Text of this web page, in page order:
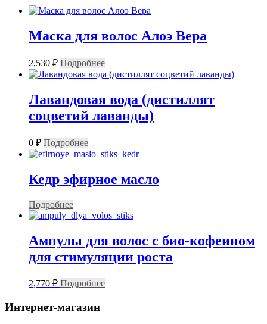
Маска для волос Алоэ Вера
2,530 ₽ Подробнее
Лавандовая вода (дистиллят
соцветий лаванды)
0 ₽ Подробнее
Кедр эфирное масло
Подробнее
Ампулы для волос с био-кофеином
для стимуляции роста
2,770 ₽ Подробнее
Интернет-магазин